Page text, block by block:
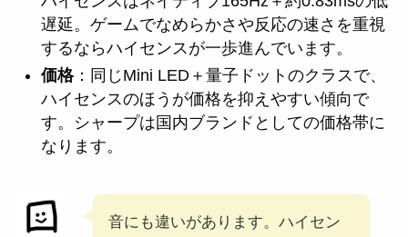
遅延。ゲームでなめらかさや反応の速さを重視
するならハイセンスが一歩進んでいます。
価格：同じMini LED＋量子ドットのクラスで、
ハイセンスのほうが価格を抑えやすい傾向で
す。シャープは国内ブランドとしての価格帯に
なります。
音にも違いがあります。ハイセン